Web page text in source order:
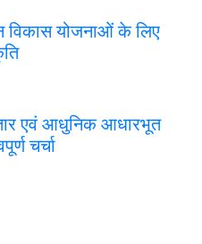
विकास योजनाओं के लिए
एवं आधुनिक आधारभूत
चर्चा